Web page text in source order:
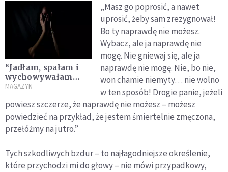
“Jadłam, spałam i
wychowywałam
dzieci z
Przemoc seksualna
w małżeństwie to
dramat wielu Polek
MAGAZYN
„Masz go poprosić, a nawet
uprosić, żeby sam zrezygnował!
Bo ty naprawdę nie możesz.
Wybacz, ale ja naprawdę nie
mogę. Nie gniewaj się, ale ja
naprawdę nie mogę. Nie, bo nie,
won chamie niemyty… nie wolno
w ten sposób! Drogie panie, jeżeli
powiesz szczerze, że naprawdę nie możesz – możesz
powiedzieć na przykład, że jestem śmiertelnie zmęczona,
przełóżmy na jutro.”
Tych szkodliwych bzdur – to najłagodniejsze określenie,
które przychodzi mi do głowy – nie mówi przypadkowy,